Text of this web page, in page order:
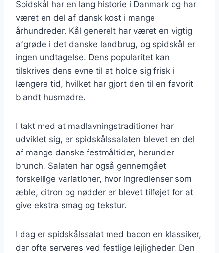
Spidskål har en lang historie i Danmark og har
været en del af dansk kost i mange
århundreder. Kål generelt har været en vigtig
afgrøde i det danske landbrug, og spidskål er
ingen undtagelse. Dens popularitet kan
tilskrives dens evne til at holde sig frisk i
længere tid, hvilket har gjort den til en favorit
blandt husmødre.
I takt med at madlavningstraditioner har
udviklet sig, er spidskålssalaten blevet en del
af mange danske festmåltider, herunder
brunch. Salaten har også gennemgået
forskellige variationer, hvor ingredienser som
æble, citron og nødder er blevet tilføjet for at
give ekstra smag og tekstur.
I dag er spidskålssalat med bacon en klassiker,
der ofte serveres ved festlige lejligheder. Den